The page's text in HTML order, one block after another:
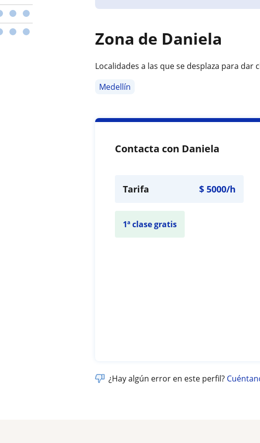
Zona de Daniela
Localidades a las que se desplaza para dar
Medellín
Contacta con Daniela
Tarifa $5000/h
1ª clase gratis
¿Hay algún error en este perfil?